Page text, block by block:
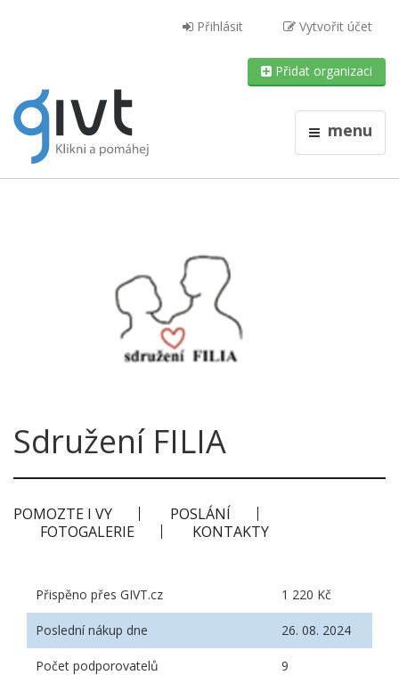
Přihlásit Vytvořit účet
Přidat organizaci
menu
Sdružení FILIA
POMOZTE I VY
POSLÁNÍ
FOTOGALERIE
KONTAKTY
Přispěno přes GIVT.cz 1 220 Kč
Poslední nákup dne 26. 08. 2024
Počet podporovatelů 9